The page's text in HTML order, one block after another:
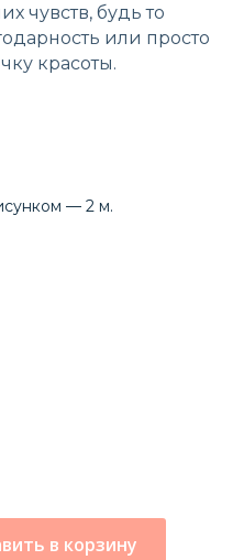
чувств, будь то
или просто
красоты.
— 2 м.
в корзину